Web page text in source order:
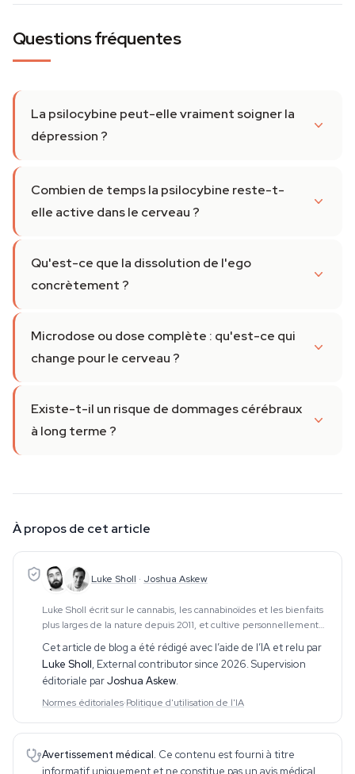
Questions fréquentes
La psilocybine peut-elle vraiment soigner la
dépression ?
Combien de temps la psilocybine reste-t-
elle active dans le cerveau ?
Qu'est-ce que la dissolution de l'ego
concrètement ?
Microdose ou dose complète : qu'est-ce qui
change pour le cerveau ?
Existe-t-il un risque de dommages cérébraux
à long terme ?
À propos de cet article
Luke Sholl · Joshua Askew
Luke Sholl écrit sur le cannabis, les cannabinoïdes et les bienfaits
plus larges de la nature depuis 2011, et cultive personnellement
d'une décennie. Cette e
Cet article de blog a été rédigé avec l’aide de l’IA et relu par
Luke Sholl, External contributor since 2026. Supervision
éditoriale parJoshua Askew.
Normes éditoriales·Politique d'utilisation de l'IA
Avertissement médical. Ce contenu est fourni à titre